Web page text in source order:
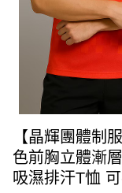
【晶輝團體制服】 CS218
色前胸立體漸
吸濕排汗T恤